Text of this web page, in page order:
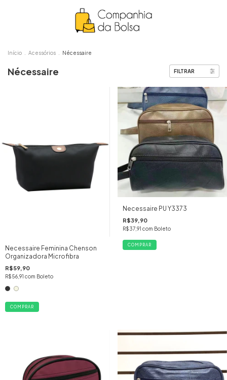
Início Acessórios Nécessaire
Nécessaire FILTRAR
Necessaire Feminina Chenson
Organizadora Microfibra
R$59,90
R$56,91 com Boleto
COMPRAR
Necessaire PU Y3373
R$39,90
R$37,91 com Boleto